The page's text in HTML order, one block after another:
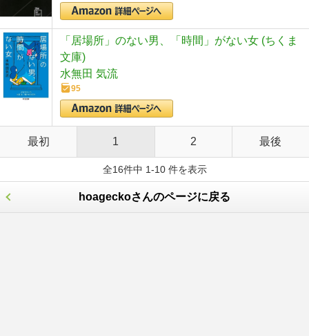
「居場所」のない男、「時間」がない女 (ちくま
文庫)
水無田 気流
95
最初 1 2 最後
全16件中 1-10 件を表示
hoageckoさんのページに戻る